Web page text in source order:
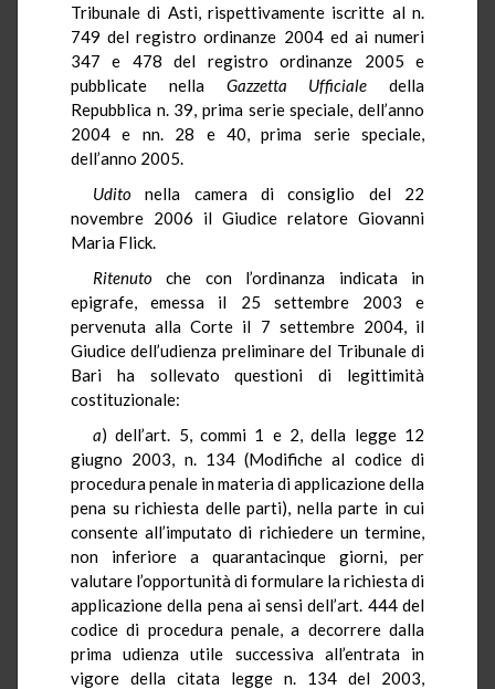
Tribunale di Asti, rispettivamente iscritte al n.
749 del registro ordinanze 2004 ed ai numeri
347 e 478 del registro ordinanze 2005 e
pubblicate nella Gazzetta Ufficiale della
Repubblica n. 39, prima serie speciale, dell’anno
2004 e nn. 28 e 40, prima serie speciale,
dell’anno 2005.
Uditonella camera di consiglio del 22
novembre 2006 il Giudice relatore Giovanni
Maria Flick.
Ritenutoche con l’ordinanza indicata in
epigrafe, emessa il 25 settembre 2003 e
pervenuta alla Corte il 7 settembre 2004, il
Giudice dell’udienza preliminare del Tribunale di
Bari ha sollevato questioni di legittimità
costituzionale:
a) dell’art. 5, commi 1 e 2, della legge 12
giugno 2003, n. 134 (Modifiche al codice di
procedura penale in materia di applicazione della
pena su richiesta delle parti), nella parte in cui
consente all’imputato di richiedere un termine,
non inferiore a quarantacinque giorni, per
valutare l’opportunità di formulare la richiesta di
applicazione della pena ai sensi dell’art. 444 del
codice di procedura penale, a decorrere dalla
prima udienza utile successiva all’entrata in
vigore della citata legge n. 134 del 2003,